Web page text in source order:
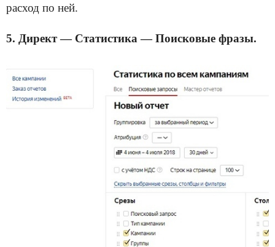
расход по ней.
5. Директ — Статистика — Поисковые фразы.